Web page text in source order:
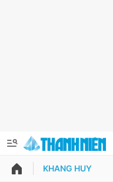
QUẢNG CÁO
KHANG HUY